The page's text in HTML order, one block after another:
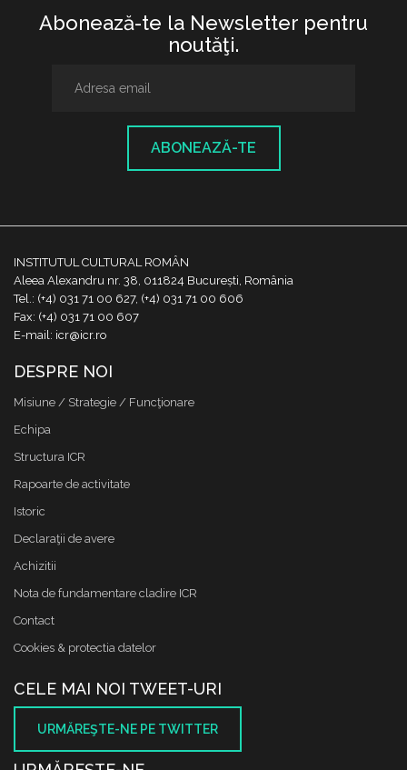
Abonează-te la Newsletter pentru
noutăţi.
ABONEAZĂ-TE
INSTITUTUL CULTURAL ROMÂN
Aleea Alexandru nr. 38, 011824 București, România
Tel.: (+4) 031 71 00 627, (+4) 031 71 00 606
Fax: (+4) 031 71 00 607
E-mail: icr@icr.ro
DESPRE NOI
Misiune / Strategie / Funcţionare
Echipa
Structura ICR
Rapoarte de activitate
Istoric
Declaraţii de avere
Achizitii
Nota de fundamentare cladire ICR
Contact
Cookies & protectia datelor
CELE MAI NOI TWEET-URI
URMĂREŞTE-NE PE TWITTER